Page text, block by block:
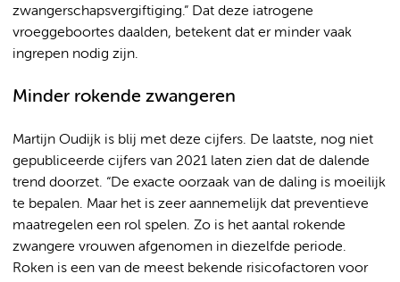
zwangerschapsvergiftiging.” Dat deze iatrogene
vroeggeboortes daalden, betekent dat er minder vaak
ingrepen nodig zijn.
Minder rokende zwangeren
Martijn Oudijk is blij met deze cijfers. De laatste, nog niet
gepubliceerde cijfers van 2021 laten zien dat de dalende
trend doorzet. “De exacte oorzaak van de daling is moeilijk
te bepalen. Maar het is zeer aannemelijk dat preventieve
maatregelen een rol spelen. Zo is het aantal rokende
zwangere vrouwen afgenomen in diezelfde periode.
Roken is een van de meest bekende risicofactoren voor